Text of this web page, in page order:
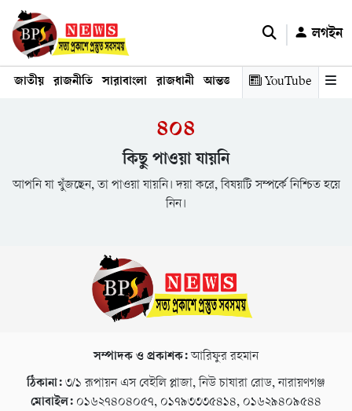
লগইন
জাতীয় রাজনীতি সারাবাংলা রাজধানী আন্তর্জাতিক অর্থনীতি তথ্য
YouTube
৪০৪
কিছু পাওয়া যায়নি
আপনি যা খুঁজছেন, তা পাওয়া যায়নি। দয়া করে, বিষয়টি সম্পর্কে নিশ্চিত হয়ে
নিন।
সম্পাদক ও প্রকাশক:আরিফুর রহমান
ঠিকানা: ৩/১ রূপায়ন এস বেইলি প্লাজা, নিউ চাষারা রোড, নারায়ণগঞ্জ
মোবাইল: ০১৬২৭৪০৪০৫৭, ০১৭৯৩৩৩৫৪১৪, ০১৬২৯৪০৯৫৪৪